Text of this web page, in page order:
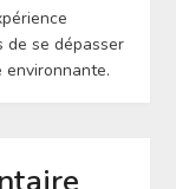
de se dépasser